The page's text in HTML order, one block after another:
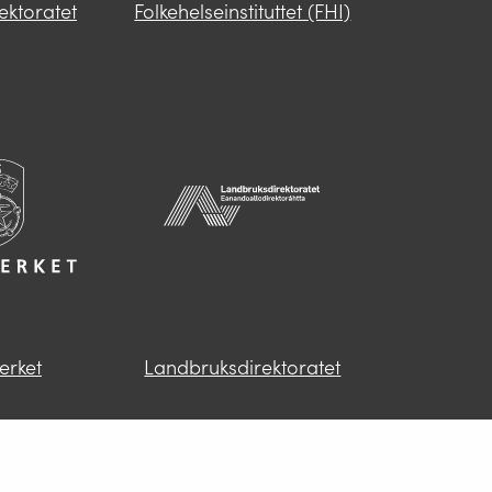
Folkehelseinstituttet (FHI)
Landbruksdirektoratet